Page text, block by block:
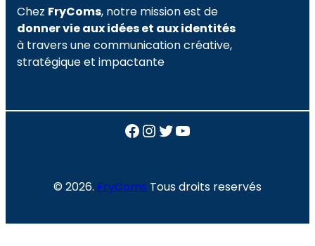
Chez FryComs, notre mission est de
donner vie aux idées et aux identités
à travers une communication créative,
stratégique et impactante
Facebook
Instagram
Twitter
YouTube
© 2026. FryComs Tous droits reservés